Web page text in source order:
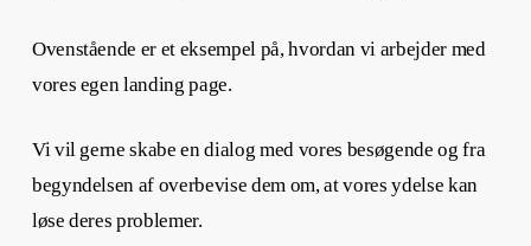
Ovenstående er et eksempel på, hvordan vi arbejder med
vores egenlanding page.
Vi vil gerne skabe en dialog med vores besøgende og fra
begyndelsen af overbevise dem om, at vores ydelse kan
løse deres problemer.